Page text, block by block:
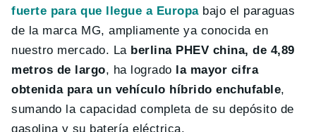
fuerte para que llegue a Europabajo el paraguas
de la marca MG, ampliamente ya conocida en
nuestro mercado. La berlina PHEV china, de 4,89
metros de largo, ha logrado la mayor cifra
obtenida para un vehículo híbrido enchufable,
sumando la capacidad completa de su depósito de
gasolina y su batería eléctrica.